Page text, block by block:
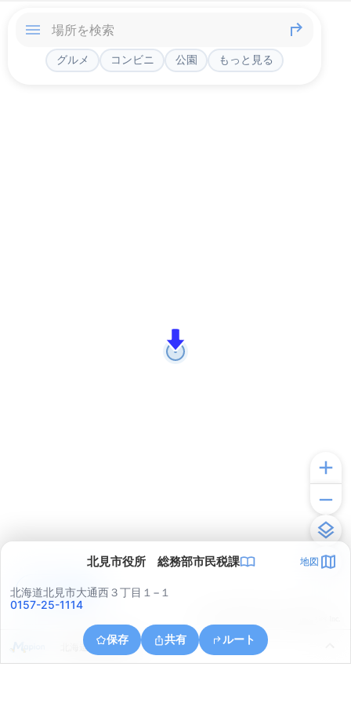
グルメ コンビニ 公園 もっと見る
北見市役所 総務部市民税課 地図
北海道北見市大通西３丁目１−１
0157-25-1114
保存 共有 ルート
北海道北見市南丘
アプリで見る